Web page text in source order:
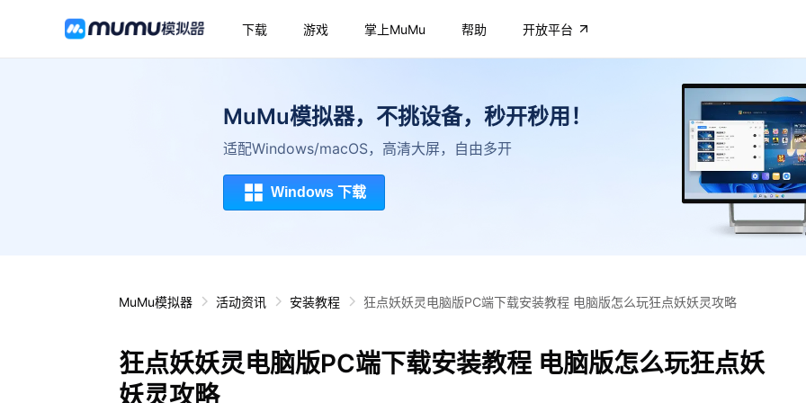
下载 游戏 掌上MuMu 帮助 开放平台
MuMu模拟器，不挑设备，秒开秒用！
适配Windows/macOS，高清大屏，自由多开
Windows 下载
MuMu模拟器 活动资讯 安装教程 狂点妖妖灵电脑版PC端下载安装教程 电脑版怎么玩狂点妖妖灵攻略
狂点妖妖灵电脑版PC端下载安装教程 电脑版怎么玩狂点妖
妖灵攻略